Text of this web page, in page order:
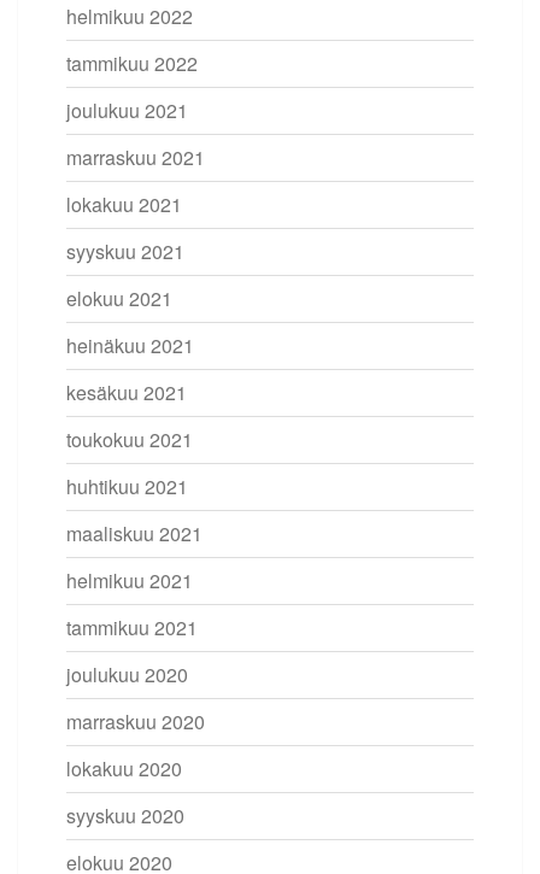
helmikuu 2022
tammikuu 2022
joulukuu 2021
marraskuu 2021
lokakuu 2021
syyskuu 2021
elokuu 2021
heinäkuu 2021
kesäkuu 2021
toukokuu 2021
huhtikuu 2021
maaliskuu 2021
helmikuu 2021
tammikuu 2021
joulukuu 2020
marraskuu 2020
lokakuu 2020
syyskuu 2020
elokuu 2020